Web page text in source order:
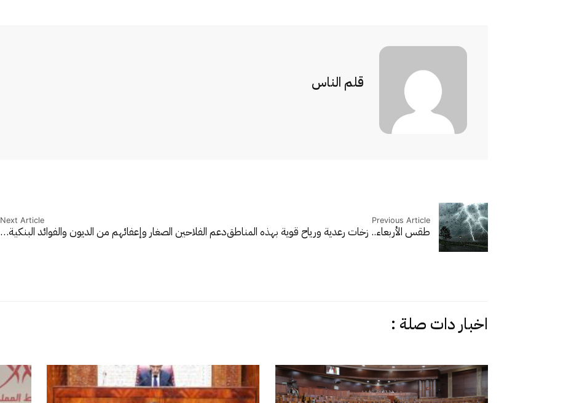
قلم الناس
Previous Article
طقس الأربعاء.. زخات رعدية ورياح قوية بهذه المناطق
Next Article
دعم الفلاحين الصغار وإعفائهم من الديون والفوائد البنكية…
اخبار دات صلة :